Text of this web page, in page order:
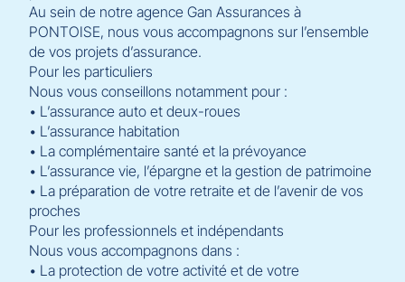
Au sein de notre agence Gan Assurances à
PONTOISE, nous vous accompagnons sur l’ensemble
de vos projets d’assurance.
Pour les particuliers
Nous vous conseillons notamment pour :
• L’assurance auto et deux-roues
• L’assurance habitation
• La complémentaire santé et la prévoyance
• L’assurance vie, l’épargne et la gestion de patrimoine
• La préparation de votre retraite et de l’avenir de vos
proches
Pour les professionnels et indépendants
Nous vous accompagnons dans :
• La protection de votre activité et de votre